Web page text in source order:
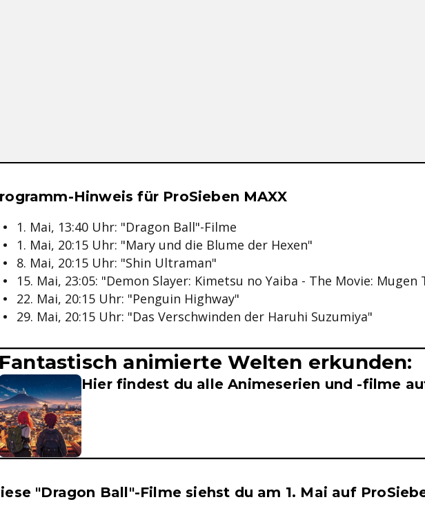
Hinweise & Informationen zum Inhalt
Hinweis für ProSieben MAXX
1. Mai, 13:40 Uhr: "Dragon Ball"-Filme
1. Mai, 20:15 Uhr: "Mary und die Blume der Hexen"
8. Mai, 20:15 Uhr: "Shin Ultraman"
15. Mai, 23:05: "Demon Slayer: Kimetsu no Yaiba - The Movie: Mugen
22. Mai, 20:15 Uhr: "Penguin Highway"
29. Mai, 20:15 Uhr: "Das Verschwinden der Haruhi Suzumiya"
Fantastisch animierte Welten erkunden:
Hier findest du alle Animeserien und -filme
Hinweise & Informationen zum Inhalt
"Dragon Ball"-Filme siehst du am 1. Mai auf